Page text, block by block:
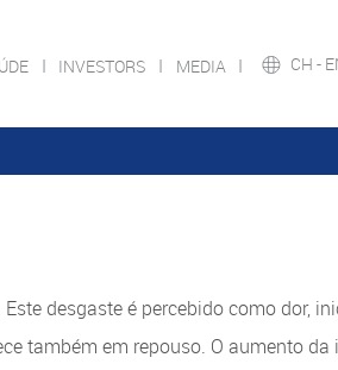
CH -
INVESTORS MEDIA
desgaste é percebido como dor,
também em repouso. O aumento